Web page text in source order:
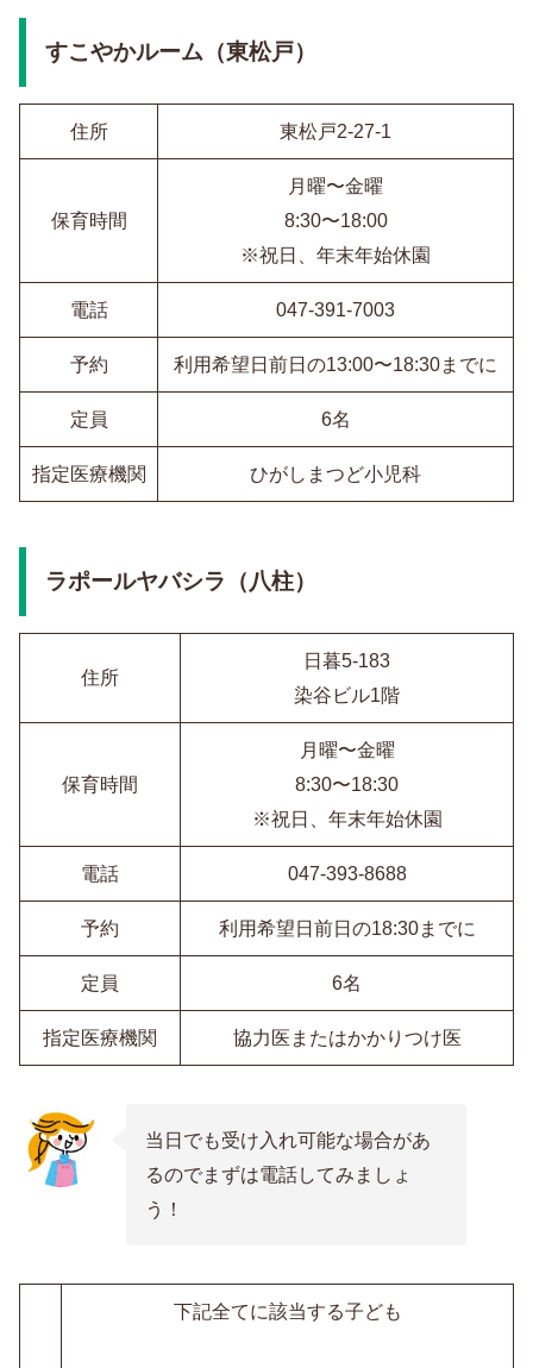
すこやかルーム（東松戸）
住所 東松戸2-27-1
保育時間
月曜〜金曜
8:30〜18:00
※祝日、年末年始休園
電話 047-391-7003
予約 利用希望日前日の13:00〜18:30までに
定員 6名
指定医療機関 ひがしまつど小児科
ラポールヤバシラ（八柱）
住所
日暮5-183
染谷ビル1階
保育時間
月曜〜金曜
8:30〜18:30
※祝日、年末年始休園
電話 047-393-8688
予約 利用希望日前日の18:30までに
定員 6名
指定医療機関 協力医またはかかりつけ医
当日でも受け入れ可能な場合があ
るのでまずは電話してみましょ
う！
下記全てに該当する子ども